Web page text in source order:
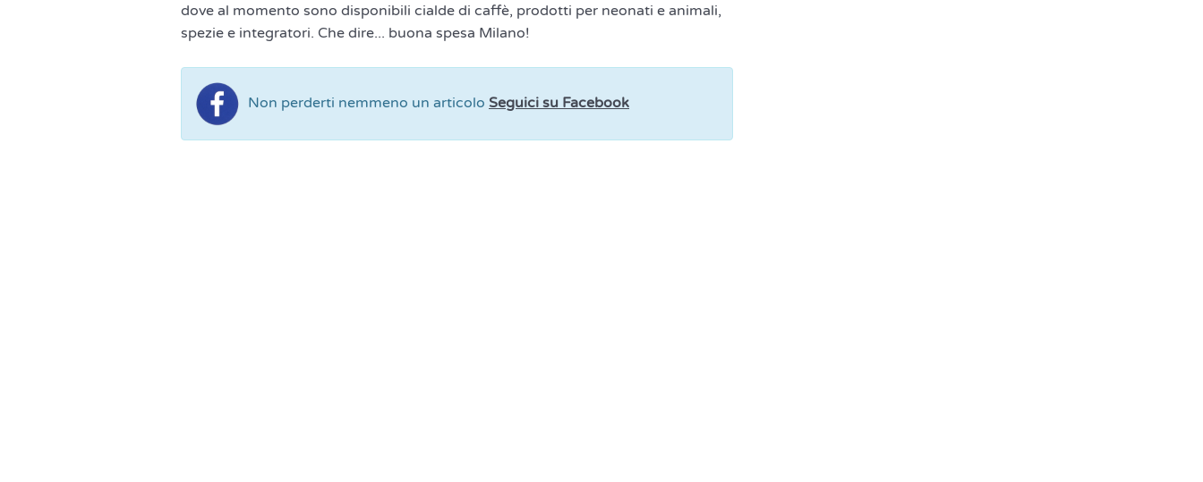
dove al momento sono disponibili cialde di caffè, prodotti per neonati e animali,
spezie e integratori. Che dire... buona spesa Milano!
Non perderti nemmeno un articolo Seguici su Facebook